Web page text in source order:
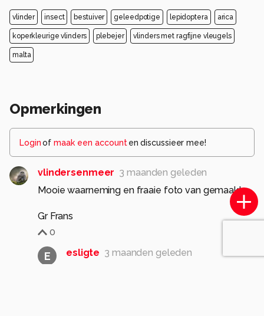
vlinder insect bestuiver geleedpotige lepidoptera arica
koperkleurige vlinders plebejer vlinders met ragfijne vleugels
malta
Opmerkingen
Loginof maak een account en discussieer mee!
vlindersenmeer 3 maanden geleden
Mooie waarneming en fraaie foto van gemaakt.
Gr Frans
0
E esligte 3 maanden geleden